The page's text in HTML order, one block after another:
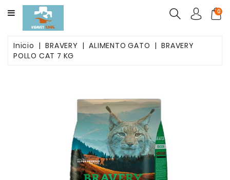
CATEGORY
MASCOTAS
AGLUTINANTES
0
Inicio BRAVERY ALIMENTO GATO
BRAVERY
POLLO CAT 7 KG